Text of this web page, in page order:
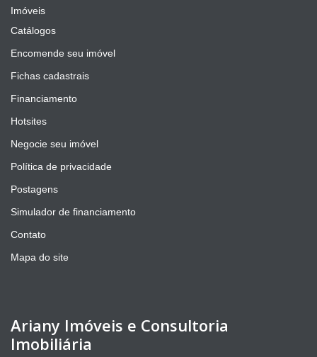
Imóveis
Catálogos
Encomende seu imóvel
Fichas cadastrais
Financiamento
Hotsites
Negocie seu imóvel
Política de privacidade
Postagens
Simulador de financiamento
Contato
Mapa do site
Ariany Imóveis e Consultoria
Imobiliária